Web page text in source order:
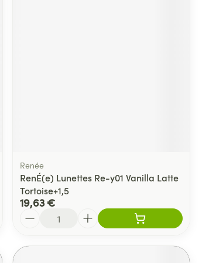
Renée
RenÉ(e) Lunettes Re-y01 Vanilla Latte
Tortoise+1,5
19,63 €